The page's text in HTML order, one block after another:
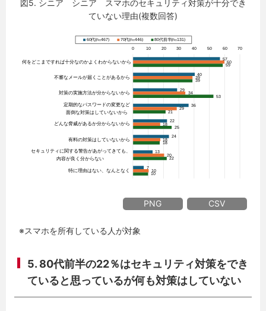
図5. シニア シニア スマホのセキュリティ対策が十分でき
ていない理由(複数回答)
PNG CSV
※スマホを所有している人が対象
5. 80代前半の22％はセキュリティ対策をでき
ていると思っているが何も対策はしていない